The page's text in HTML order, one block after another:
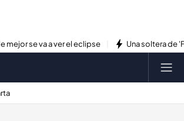
mejor se va a ver el eclipse Una soltera de